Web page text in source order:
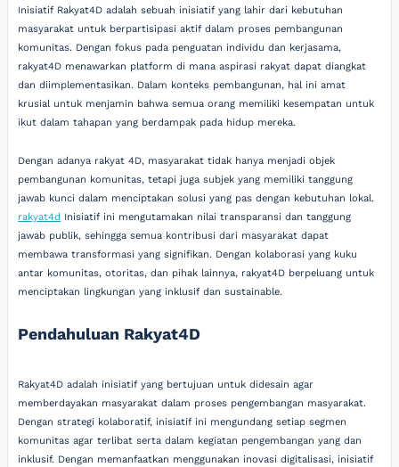
Inisiatif Rakyat4D adalah sebuah inisiatif yang lahir dari kebutuhan
masyarakat untuk berpartisipasi aktif dalam proses pembangunan
komunitas. Dengan fokus pada penguatan individu dan kerjasama,
rakyat4D menawarkan platform di mana aspirasi rakyat dapat diangkat
dan diimplementasikan. Dalam konteks pembangunan, hal ini amat
krusial untuk menjamin bahwa semua orang memiliki kesempatan untuk
ikut dalam tahapan yang berdampak pada hidup mereka.
Dengan adanya rakyat 4D, masyarakat tidak hanya menjadi objek
pembangunan komunitas, tetapi juga subjek yang memiliki tanggung
jawab kunci dalam menciptakan solusi yang pas dengan kebutuhan lokal.
rakyat4d Inisiatif ini mengutamakan nilai transparansi dan tanggung
jawab publik, sehingga semua kontribusi dari masyarakat dapat
membawa transformasi yang signifikan. Dengan kolaborasi yang kuku
antar komunitas, otoritas, dan pihak lainnya, rakyat4D berpeluang untuk
menciptakan lingkungan yang inklusif dan sustainable.
Pendahuluan Rakyat4D
Rakyat4D adalah inisiatif yang bertujuan untuk didesain agar
memberdayakan masyarakat dalam proses pengembangan masyarakat.
Dengan strategi kolaboratif, inisiatif ini mengundang setiap segmen
komunitas agar terlibat serta dalam kegiatan pengembangan yang dan
inklusif. Dengan memanfaatkan menggunakan inovasi digitalisasi, inisiatif